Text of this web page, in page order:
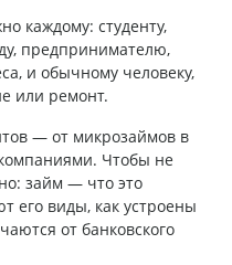
каждому: студенту,
предпринимателю,
и обычному человеку,
или ремонт.
— от микрозаймов в
Чтобы не
займ — что это
его виды, как устроены
от банковского